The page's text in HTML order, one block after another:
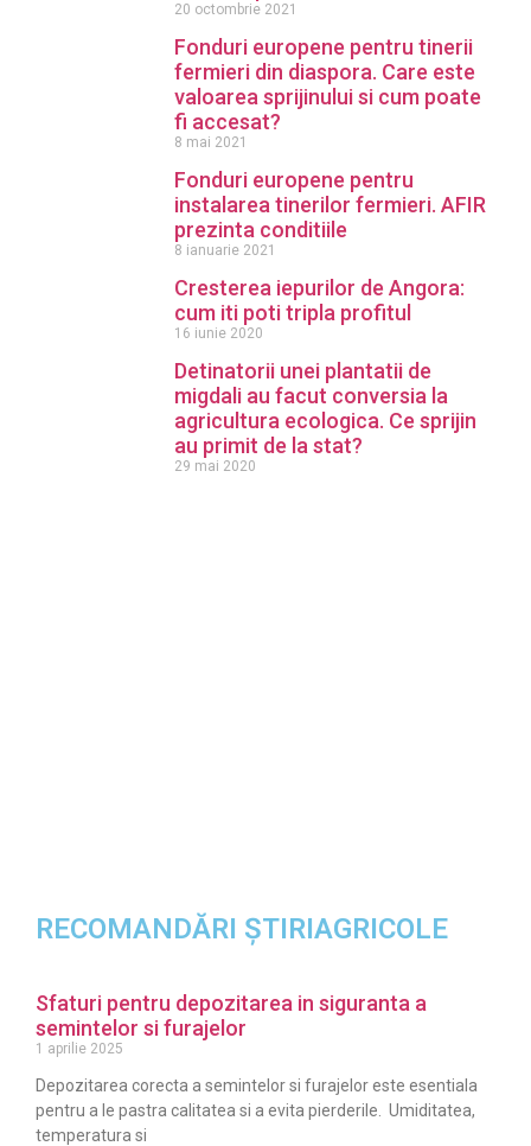
20 octombrie 2021
Fonduri europene pentru tinerii
fermieri din diaspora. Care este
valoarea sprijinului si cum poate
fi accesat?
8 mai 2021
Fonduri europene pentru
instalarea tinerilor fermieri. AFIR
prezinta conditiile
8 ianuarie 2021
Cresterea iepurilor de Angora:
cum iti poti tripla profitul
16 iunie 2020
Detinatorii unei plantatii de
migdali au facut conversia la
agricultura ecologica. Ce sprijin
au primit de la stat?
29 mai 2020
RECOMANDĂRI ȘTIRIAGRICOLE
Sfaturi pentru depozitarea in siguranta a
semintelor si furajelor
1 aprilie 2025
Depozitarea corecta a semintelor si furajelor este esentiala
pentru a le pastra calitatea si a evita pierderile. Umiditatea,
temperatura si